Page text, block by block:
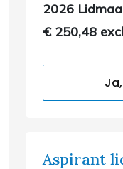
2026
€ 250,48
Aspirant